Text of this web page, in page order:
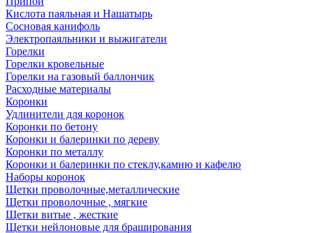
Кислота паяльная и Нашатырь
Сосновая канифоль
Электропаяльники и выжигатели
Горелки
Горелки кровельные
Горелки на газовый баллончик
Расходные материалы
Коронки
Удлинители для коронок
Коронки по бетону
Коронки и балеринки по дереву
Коронки по металлу
Коронки и балеринки по стеклу,камню и кафелю
Наборы коронок
Щетки проволочные,металлические
Щетки проволочные , мягкие
Щетки витые , жесткие
Щетки нейлоновые для браширования